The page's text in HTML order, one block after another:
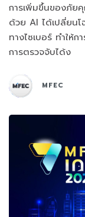
การเพิ่มขึ้นของภัย
ด้วย AI ได้เปลี่ยน
ทางไซเบอร์ ทำให้
การตรวจจับได้ง
MFEC